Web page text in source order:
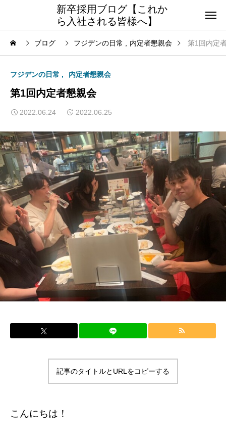
新卒採用ブログ【これか
ら入社される皆様へ】
ブログ フジデンの日常 内定者懇親会 第1回内定
フジデンの日常 内定者懇親会
第1回内定者懇親会
2022.06.24 2022.06.25
記事のタイトルとURLをコピーする
こんにちは！